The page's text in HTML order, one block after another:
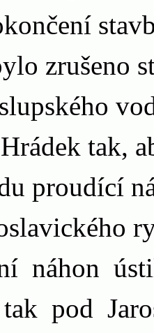
zrušeno
tak,
proudící
náhon
pod